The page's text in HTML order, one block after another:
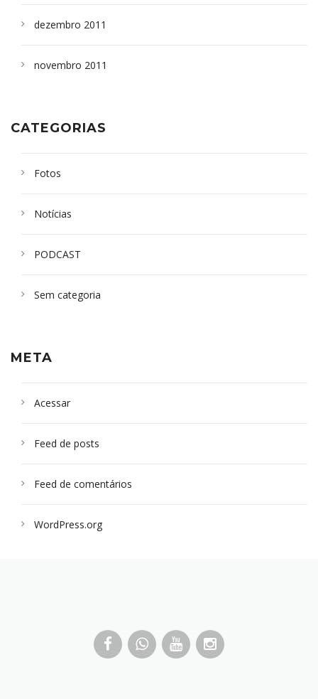
dezembro 2011
novembro 2011
CATEGORIAS
Fotos
Notícias
PODCAST
Sem categoria
META
Acessar
Feed de posts
Feed de comentários
WordPress.org